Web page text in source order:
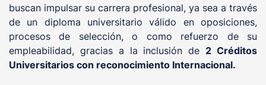
buscan impulsar su carrera profesional, ya sea a través
de un diploma universitario válido en oposiciones,
procesos de selección, o como refuerzo de su
empleabilidad, gracias a la inclusión de2 Créditos
Universitarios con reconocimiento Internacional.